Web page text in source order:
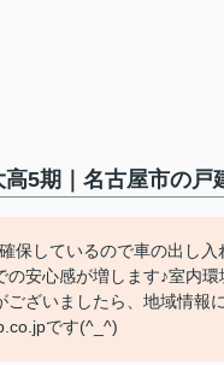
5期｜名古屋市の
保しているので車の出し
の安心感が増します♪室内
ございましたら、地域情報
です(^_^)